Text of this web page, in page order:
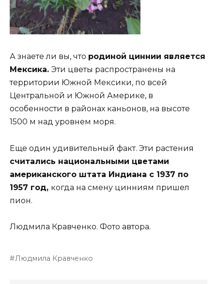
А знаете ли вы, что родиной циннии является
Мексика. Эти цветы распространены на
территории Южной Мексики, по всей
Центральной и Южной Америке, в
особенности в районах каньонов, на высоте
1500 м над уровнем моря.
Еще один удивительный факт. Эти растения
считались национальными цветами
американского штата Индиана с 1937 по
1957 год, когда на смену цинниям пришел
пион.
Людмила Кравченко. Фото автора.
Людмила Кравченко